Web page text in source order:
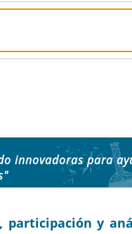
innovadoras para
participación y